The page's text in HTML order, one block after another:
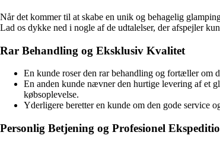
Når det kommer til at skabe en unik og behagelig
Lad os dykke ned i nogle af de udtalelser, der afspejler
Rar Behandling og Eksklusiv Kvalitet
En kunde roser den rar behandling og fortæller om
En anden kunde nævner den hurtige levering af et
købsoplevelse.
Yderligere beretter en kunde om den gode service
Personlig Betjening og Profesionel